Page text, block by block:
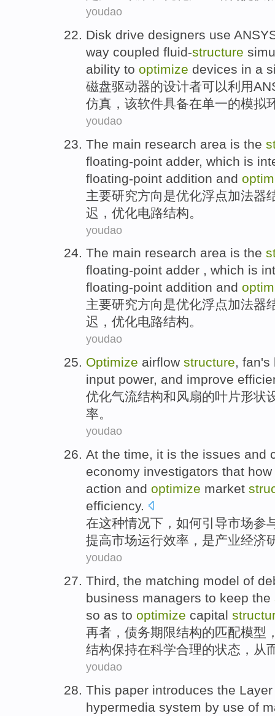
youdao
Disk drive designers use
way coupled fluid-structure
ability to optimize devices in a
磁盘驱动器的设计者可以利用
仿真 ， 该软件具备在单一的模拟
youdao
The main research area is the
floating-point adder, which is
floating-point addition and
主要研究方向是优化浮点加法器
迟 ， 优化电路结构。
youdao
The main research area is the
floating-point adder , which is
floating-point addition and
主要研究方向是优化浮点加法器
迟 ， 优化电路结构。
youdao
Optimize airflow structure, fan's
input power, and improve
优化气流结构和 风扇的叶片形状
率。
youdao
At the time, it is the issues and
economy investigators that how
action and optimize market
efficiency.
在这种情况下， 如何引导市场参
提高市场运行效率 ， 是产业经济
youdao
Third, the matching model of
business managers to keep the
so as to optimize capital
再者 ， 债务期限结构的匹配模型
结构保持在科学合理的状态 ， 从
youdao
This paper introduces the Layer
hypermedia system by use of